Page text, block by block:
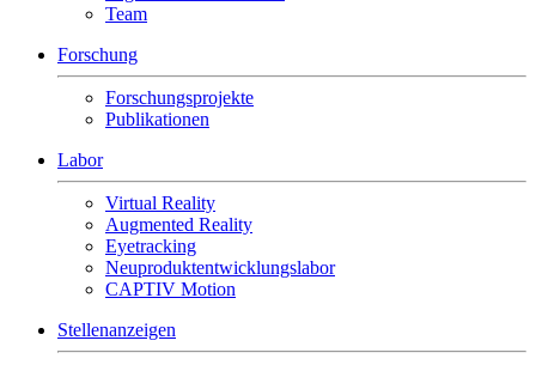
Team
Forschung
Forschungsprojekte
Publikationen
Labor
Virtual Reality
Augmented Reality
Eyetracking
Neuproduktentwicklungslabor
CAPTIV Motion
Stellenanzeigen